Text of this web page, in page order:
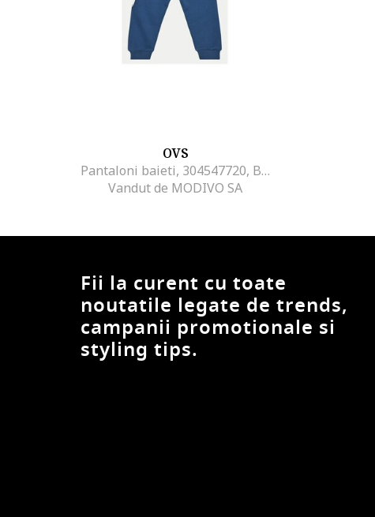
OVS
Pantaloni baieti, 304547720, Bumbac, 92 CM, Albastru
Vandut de MODIVO SA
Fii la curent cu toate
noutatile legate de trends,
campanii promotionale si
styling tips.